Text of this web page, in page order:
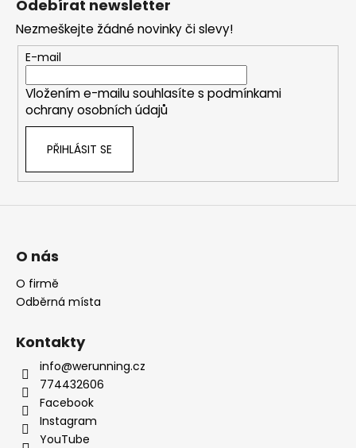
Odebírat newsletter
Nezmeškejte žádné novinky či slevy!
E-mail
Vložením e-mailu souhlasíte s podmínkami
ochrany osobních údajů
PŘIHLÁSIT SE
O nás
O firmě
Odběrná místa
Kontakty
info@werunning.cz
774432606
Facebook
Instagram
YouTube